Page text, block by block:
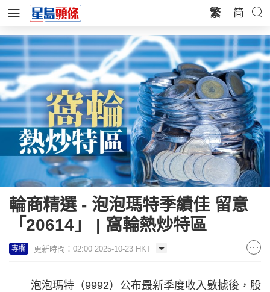
繁 简
輪商精選 - 泡泡瑪特季績佳 留意
「20614」 | 窩輪熱炒特區
專欄 更新時間：02:00 2025-10-23 HKT
泡泡瑪特（9992）公布最新季度收入數據後，股